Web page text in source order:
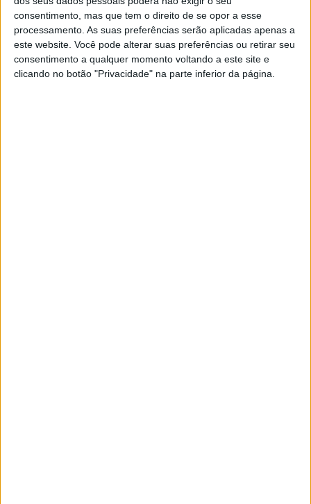
consentimento, mas que tem o direito de se opor a esse
processamento. As suas preferências serão aplicadas apenas a
este website. Você pode alterar suas preferências ou retirar seu
consentimento a qualquer momento voltando a este site e
clicando no botão "Privacidade" na parte inferior da página.
Quando Johann Zarco apareceu para a entrevista na TV
após a corrida, parecia exausto, com quatro longos
turnos no calor a afetá-lo.
Artigos relacionados